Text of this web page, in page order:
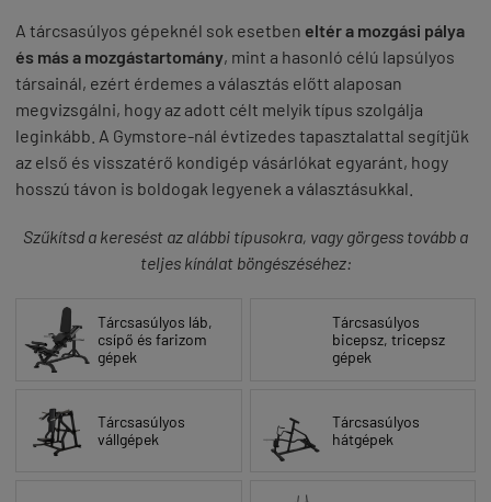
A tárcsasúlyos gépeknél sok esetben eltér a mozgási pálya
és más a mozgástartomány, mint a hasonló célú lapsúlyos
társainál, ezért érdemes a választás előtt alaposan
megvizsgálni, hogy az adott célt melyik típus szolgálja
leginkább. A Gymstore-nál évtizedes tapasztalattal segítjük
az első és visszatérő kondigép vásárlókat egyaránt, hogy
hosszú távon is boldogak legyenek a választásukkal.
Szűkítsd a keresést az alábbi típusokra, vagy görgess tovább a
teljes kínálat böngészéséhez:
Tárcsasúlyos láb,
csípő és farizom
gépek
Tárcsasúlyos
bicepsz, tricepsz
gépek
Tárcsasúlyos
vállgépek
Tárcsasúlyos
hátgépek